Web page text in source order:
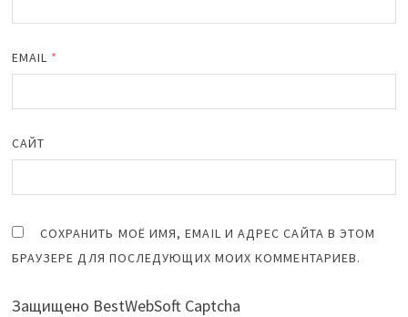
EMAIL *
САЙТ
СОХРАНИТЬ МОЁ ИМЯ, EMAIL И АДРЕС САЙТА В ЭТОМ
БРАУЗЕРЕ ДЛЯ ПОСЛЕДУЮЩИХ МОИХ КОММЕНТАРИЕВ.
Защищено BestWebSoft Captcha